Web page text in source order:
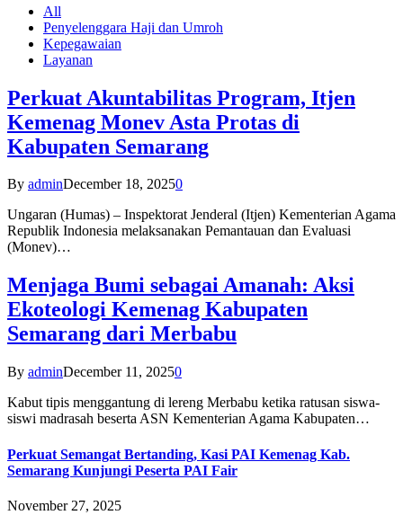
All
Penyelenggara Haji dan Umroh
Kepegawaian
Layanan
Perkuat Akuntabilitas Program, Itjen
Kemenag Monev Asta Protas di
Kabupaten Semarang
By adminDecember 18, 20250
Ungaran (Humas) – Inspektorat Jenderal (Itjen) Kementerian Agama
Republik Indonesia melaksanakan Pemantauan dan Evaluasi
(Monev)…
Menjaga Bumi sebagai Amanah: Aksi
Ekoteologi Kemenag Kabupaten
Semarang dari Merbabu
By adminDecember 11, 20250
Kabut tipis menggantung di lereng Merbabu ketika ratusan siswa-
siswi madrasah beserta ASN Kementerian Agama Kabupaten…
Perkuat Semangat Bertanding, Kasi PAI Kemenag Kab.
Semarang Kunjungi Peserta PAI Fair
November 27, 2025